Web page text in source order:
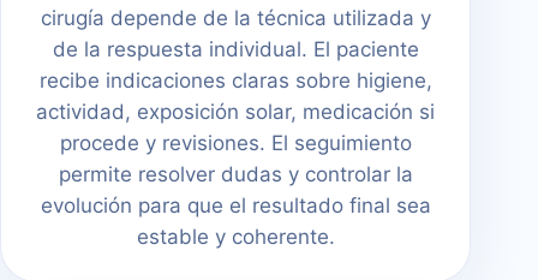
cirugía depende de la técnica utilizada y
de la respuesta individual. El paciente
recibe indicaciones claras sobre higiene,
actividad, exposición solar, medicación si
procede y revisiones. El seguimiento
permite resolver dudas y controlar la
evolución para que el resultado final sea
estable y coherente.